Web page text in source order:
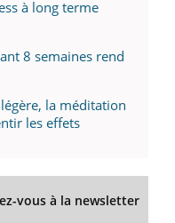
à long terme
8 semaines rend
la méditation
les effets
vous à la newsletter